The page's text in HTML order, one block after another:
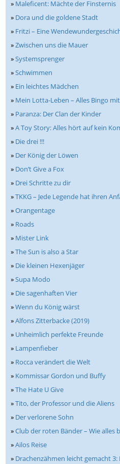
» Maleficent: Mächte der Finsternis
» Dora und die goldene Stadt
» Fritzi – Eine
»Zwischen uns die Mauer
»Systemsprenger
»Schwimmen
» Ein leichtes Mädchen
» Mein Lotta-Leben – Alles Bingo
» Paranza: Der Clan der Kinder
»A Toy Story: Alles hört auf kein
» Die drei !!!
» Der König der Löwen
» Don’t Give a Fox
» Drei Schritte zu dir
»TKKG – Jede Legende hat ihren
»Orangentage
» Roads
» Mister Link
»The Sun is also a Star
» Die kleinen Hexenjäger
»Supa Modo
» Die sagenhaften Vier
»Wenn du König wärst
»Alfons Zitterbacke (2019)
» Unheimlich perfekte Freunde
» Lampenfieber
» Rocca verändert die Welt
» Kommissar Gordon und Buffy
»The Hate U Give
»Tito, der Professor und die Aliens
» Der verlorene Sohn
»Club der roten Bänder – Wie alles
»Ailos Reise
» Drachenzähmen leicht gemacht 3: